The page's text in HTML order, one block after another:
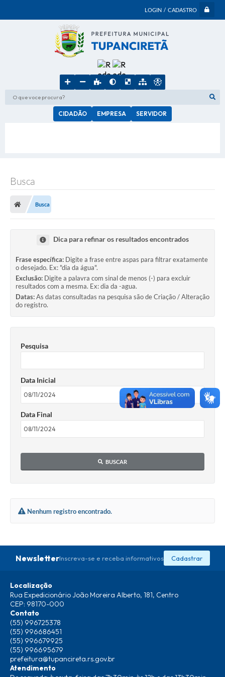
LOGIN / CADASTRO
O que voce procura?
CIDADÃO EMPRESA SERVIDOR
Busca
Busca
Dica para refinar os resultados encontrados
Frase específica: Digite a frase entre aspas para filtrar exatamente
o desejado. Ex: "dia da água".
Exclusão: Digite a palavra com sinal de menos (-) para excluir
resultados com a mesma. Ex: dia da -agua.
Datas:As datas consultadas na pesquisa são de Criação / Alteração
do registro.
Pesquisa
Data Inicial
Data Final
BUSCAR
Nenhum registro encontrado.
NewsletterInscreva-se e receba informativos Cadastrar
Localização
Rua Expedicionário João Moreira Alberto, 181, Centro
CEP: 98170-000
Contato
(55) 996725378
(55) 996686451
(55) 996679925
(55) 996695679
prefeitura@tupancireta.rs.gov.br
Atendimento